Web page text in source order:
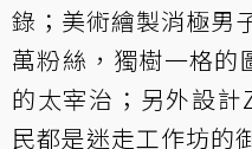
錄；美術繪製消極男
萬粉絲，獨樹一格的
的太宰治；另外設
民都是迷走工作坊的